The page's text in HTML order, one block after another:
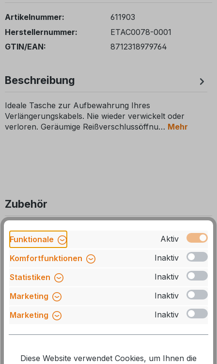
Artikelnummer:
611903
Herstellernummer:
ETAC0078-0001
GTIN/EAN:
8712318979764
Beschreibung
Ideale Tasche zur Aufbewahrung Ihres
Verlängerungskabels. Nie wieder verwickelt oder
verloren. Geräumige Reißverschlussöffnu Mehr
Zubehör
Produktgalerie überspringen 7 %
Kupplung, 1,5 m
Funktionale
Aktiv
Komfortfunktionen
Inaktiv
Statistiken
Inaktiv
Marketing
Inaktiv
Marketing
Inaktiv
Diese Website verwendet Cookies, um Ihnen die